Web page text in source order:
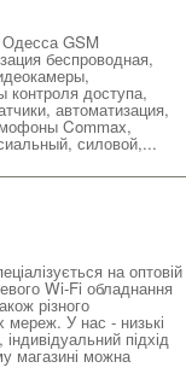
GSM
беспроводная,
контроля доступа,
автоматизация,
Commax,
силовой,...
на оптовій
Wi-Fi обладнання
різного
мереж. У нас - низькі
підхід
магазині можна